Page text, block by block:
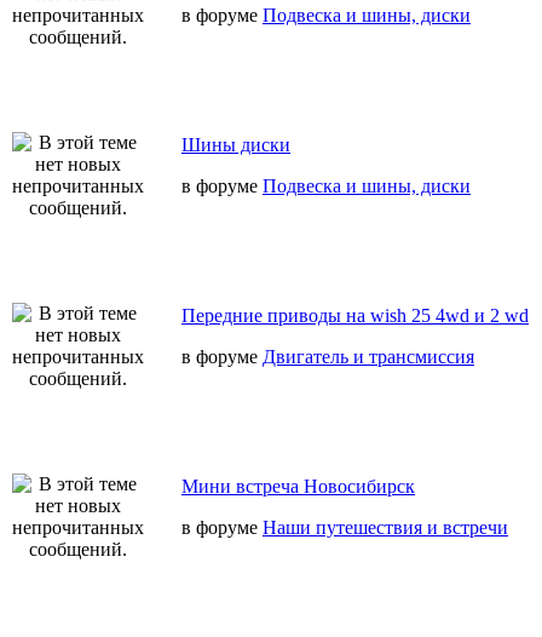
в форуме Подвеска и шины, диски
Шины диски
в форуме Подвеска и шины, диски
Передние приводы на wish 25 4wd и 2 wd
в форуме Двигатель и трансмиссия
Мини встреча Новосибирск
в форуме Наши путешествия и встречи